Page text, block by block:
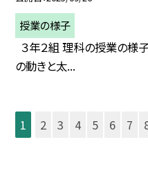
授業の様子
３年２組 理科の授業の様
の動きと太...
1 2 3 4 5 6 7